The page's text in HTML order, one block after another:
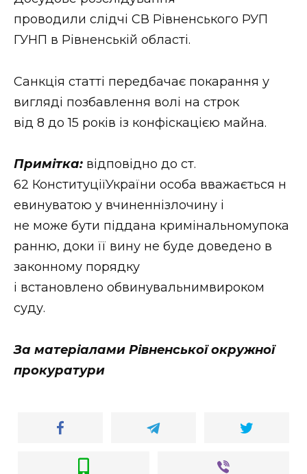
проводили слідчі СВ Рівненського РУП
ГУНП в Рівненській області.
Санкція статті передбачає покарання у
вигляді позбавлення волі на строк
від 8 до 15 років із конфіскацією майна.
Примітка: відповідно до ст.
62 КонституціїУкраїни особа вважається н
евинуватою у вчиненнізлочину і
не може бути піддана кримінальномупока
ранню, доки її вину не буде доведено в
законному порядку
і встановлено обвинувальнимвироком
суду.
За матеріалами Рівненської окружної
прокуратури